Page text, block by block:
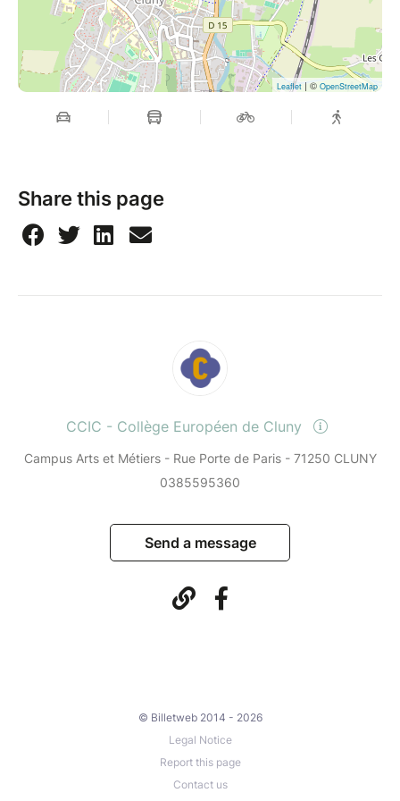
Leaflet | © OpenStreetMap
Share this page
CCIC - Collège Européen de Cluny
Campus Arts et Métiers - Rue Porte de Paris - 71250 CLUNY
0385595360
Send a message
© Billetweb 2014 - 2026
Legal Notice
Report this page
Contact us